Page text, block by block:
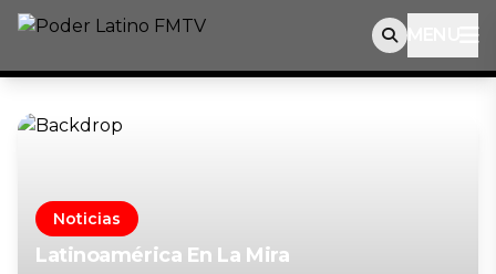
MENU
Noticias
Latinoamérica En La Mira